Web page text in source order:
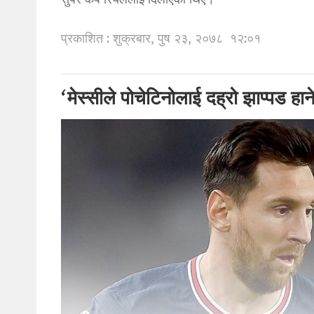
प्रकाशित : शुक्रबार, पुष २३, २०७८ १२:०१
‘मेस्सीले पोचेटिनोलाई दह्रो झाप्पड